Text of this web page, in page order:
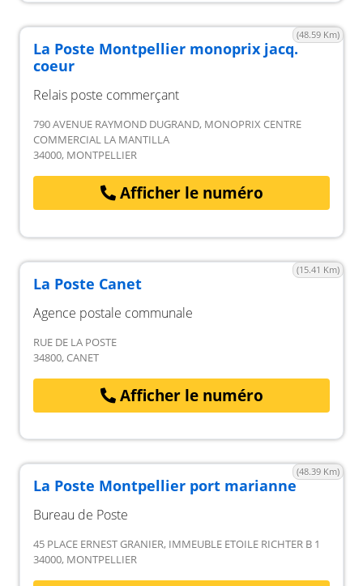
(48.59 Km)
La Poste Montpellier monoprix jacq.
coeur
Relais poste commerçant
790 AVENUE RAYMOND DUGRAND, MONOPRIX CENTRE
COMMERCIAL LA MANTILLA
34000, MONTPELLIER
Afficher le numéro
(15.41 Km)
La Poste Canet
Agence postale communale
RUE DE LA POSTE
34800, CANET
Afficher le numéro
(48.39 Km)
La Poste Montpellier port marianne
Bureau de Poste
45 PLACE ERNEST GRANIER, IMMEUBLE ETOILE RICHTER B 1
34000, MONTPELLIER